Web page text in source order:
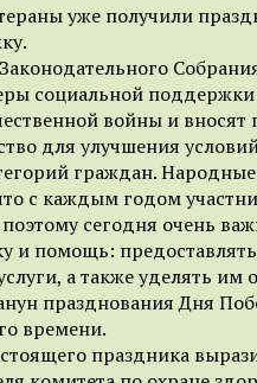
уже получили
социальной поддержки
войны и вносят
для улучшения
граждан. Народные
с каждым годом
сегодня очень
и помощь:
а также уделять им
празднования Дня
времени.
праздника